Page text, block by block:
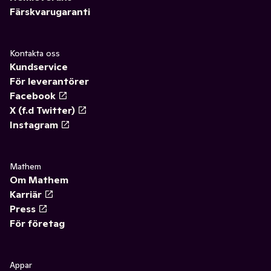
Färskvarugaranti
Kontakta oss
Kundservice
För leverantörer
Facebook
X (f.d Twitter)
Instagram
Mathem
Om Mathem
Karriär
Press
För företag
Appar